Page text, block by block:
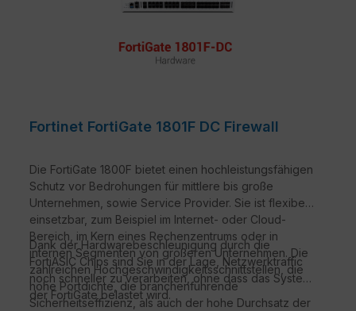
Fortinet FortiGate 1801F DC Firewall
Die FortiGate 1800F bietet einen hochleistungsfähigen
Schutz vor Bedrohungen für mittlere bis große
Unternehmen, sowie Service Provider. Sie ist flexibel
einsetzbar, zum Beispiel im Internet- oder Cloud-
Bereich, im Kern eines Rechenzentrums oder in
internen Segmenten von größeren Unternehmen. Die
zahlreichen Hochgeschwindigkeitsschnittstellen, die
hohe Portdichte, die branchenführende
Sicherheitseffizienz, als auch der hohe Durchsatz der
Dank der Hardwarebeschleunigung durch die
FortiASIC Chips sind Sie in der Lage, Netzwerktraffic
noch schneller zu verarbeiten, ohne dass das System
der FortiGate belastet wird.